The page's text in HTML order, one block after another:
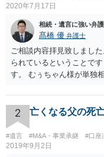
2020年7月17日
相続・遺言に強い弁
髙橋 優 弁護士
ご相談内容拝見致しまし
られているということで
す。 むぅちゃん様が単独
相続人おられるというこ
るところです。 また、当
あると主張される可能性
とを伺わせる事情をどれ
ろとなります。 返済の事
2 亡くなる父の死
#遺言 #M&A・事業承継 #口座
2019年9月2日